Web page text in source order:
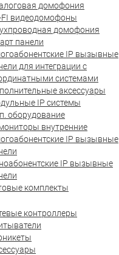
домофония
FI видеодомофоны
домофония
панели
IP вызывные
для интеграции с
системами
аксессуары
IP системы
оборудование
внутренние
IP вызывные
IP вызывные
комплекты
контроллеры